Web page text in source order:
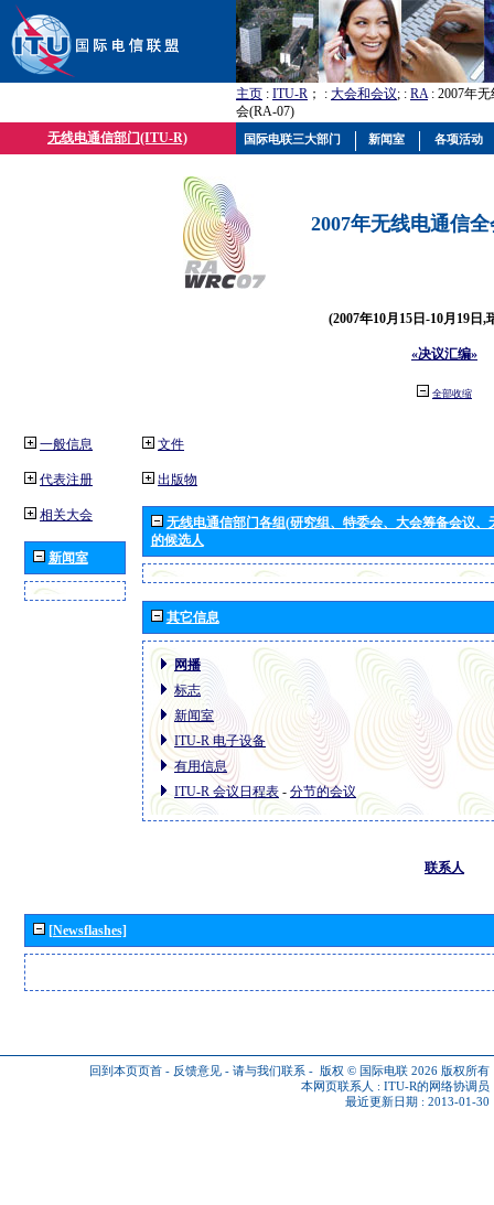
主页 : ITU-R ； : 大会和会议; : RA: 2007年
会(RA-07)
无线电通信部门(ITU-R)
2007年无线电通信
(2007年10月15日-10月19日,
«决议汇编»
全部收缩
一般信息
代表注册
相关大会
新闻室
文件
出版物
无线电通信部门各组(研究组、特委会、大会筹备会议
的候选人
其它信息
网播
标志
新闻室
ITU-R 电子设备
有用信息
ITU-R 会议日程表 - 分节的会议
联系人
[Newsflashes]
回到本页页首 - 反馈意见 - 请与我们联系 - 版权 © 国际电联 2026 版权所有
本网页联系人 : ITU-R的网络协调员
最近更新日期 : 2013-01-30
国际电联三大部门 新闻室 各项活动